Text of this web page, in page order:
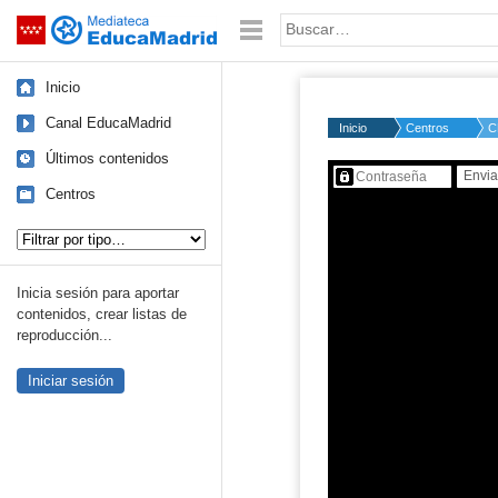
Saltar navegación Palabra o frase:
Inicio
Canal EducaMadrid
Últimos contenidos
Centros
Inicia sesión para aportar
contenidos, crear listas de
reproducción...
Iniciar sesión
Inicio Centros
Contenido protegido…